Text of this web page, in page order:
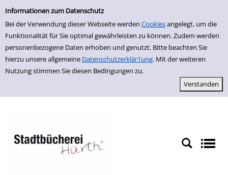
Einfache Suche
Informationen zum Datenschutz
Bei der Verwendung dieser Webseite werden Cookiesangelegt, um die
Funktionalität für Sie optimal gewährleisten zu können. Zudem werden
personenbezogene Daten erhoben und genutzt. Bitte beachten Sie
hierzu unsere allgemeine Datenschutzerklär1ung. Mit der weiteren
Nutzung stimmen Sie diesen Bedingungen zu.
zur Navigation springen
zum Inhalt springen
Zur Detailanzeige springen